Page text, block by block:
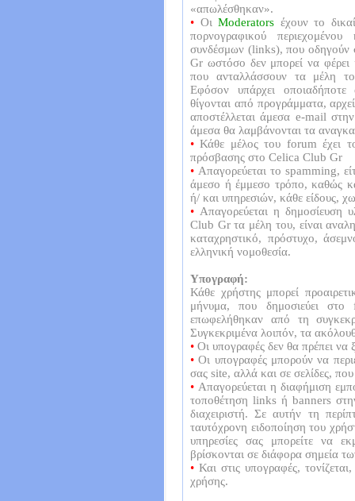
«απωλέσθηκαν».
• ΟιModerators έχουν το
πορνογραφικού
συνδέσμων (links), που οδηγούν
Gr ωστόσο δεν μπορεί να φέρει
που ανταλλάσσουν τα μέλη
Εφόσον υπάρχει οποιαδήποτε
θίγονται από προγράμματα,
αποστέλλεται άμεσα e-mail
άμεσα θα λαμβάνονται τα
• Κάθε μέλος του forum έχει
πρόσβασης στο Celica Club Gr
• Απαγορεύεται το spamming,
άμεσο ή έμμεσο τρόπο, καθώς
ή/ και υπηρεσιών, κάθε είδους,
• Απαγορεύεται η δημοσίευση
Club Gr τα μέλη του, είναι
καταχρηστικό, πρόστυχο,
ελληνική νομοθεσία.
Υπογραφή:
Κάθε χρήστης μπορεί
μήνυμα, που δημοσιεύει
επωφελήθηκαν από τη
Συγκεκριμένα λοιπόν, τα
• Οι υπογραφές δεν θα πρέπει να
• Οι υπογραφές μπορούν να
σας site, αλλά και σε σελίδες,
• Απαγορεύεται η διαφήμιση
τοποθέτηση links ή banners
διαχειριστή. Σε αυτήν τη
ταυτόχρονη ειδοποίηση του
υπηρεσίες σας μπορείτε να
βρίσκονται σε διάφορα σημεία
• Και στις υπογραφές,
χρήσης.